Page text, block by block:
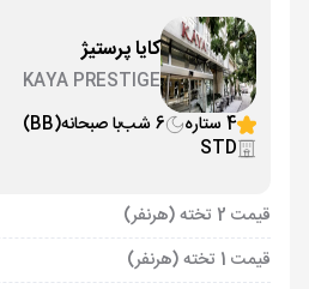
کایا پرستیژ
KAYA PRESTIGE
4 ستاره
6 شب با صبحانه(BB)
STD
قیمت 2 تخته (هرنفر)
قیمت 1 تخته (هرنفر)